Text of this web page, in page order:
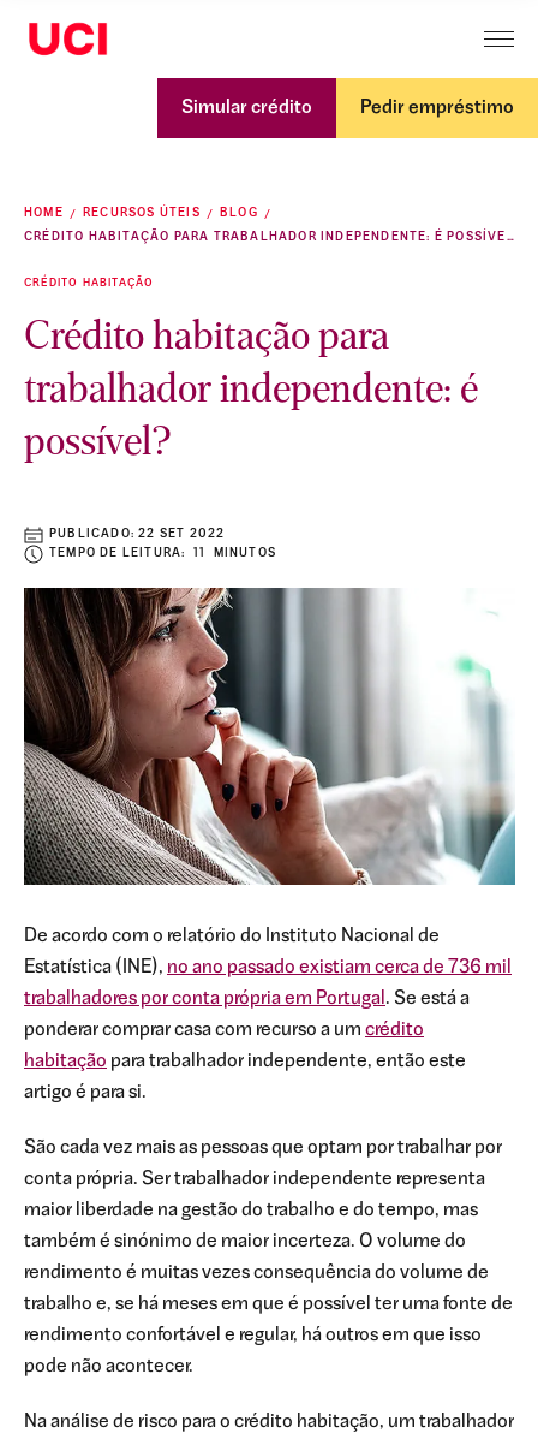
Simular crédito Pedir empréstimo
HOME RECURSOS ÚTEIS
BLOG
CRÉDITO HABITAÇÃO PARA TRABALHADOR INDEPENDENTE: É POSSÍVEL?
CRÉDITO HABITAÇÃO
Crédito habitação para
trabalhador independente: é
possível?
PUBLICADO:22 SET 2022
TEMPO DE LEITURA: 11 MINUTOS
De acordo com o relatório do Instituto Nacional de
Estatística (INE), no ano passado existiam cerca de 736 mil
trabalhadores por conta própria em Portugal . Se está a
ponderar comprar casa com recurso a um crédito
habitação para trabalhador independente, então este
artigo é para si.
São cada vez mais as pessoas que optam por trabalhar por
conta própria. Ser trabalhador independente representa
maior liberdade na gestão do trabalho e do tempo, mas
também é sinónimo de maior incerteza. O volume do
rendimento é muitas vezes consequência do volume de
trabalho e, se há meses em que é possível ter uma fonte de
rendimento confortável e regular, há outros em que isso
pode não acontecer.
Na análise de risco para o crédito habitação, um trabalhador